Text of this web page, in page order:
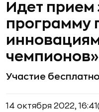
Идет прием
программу
чемпионов»
Участие
14 октября 2022, 16:41